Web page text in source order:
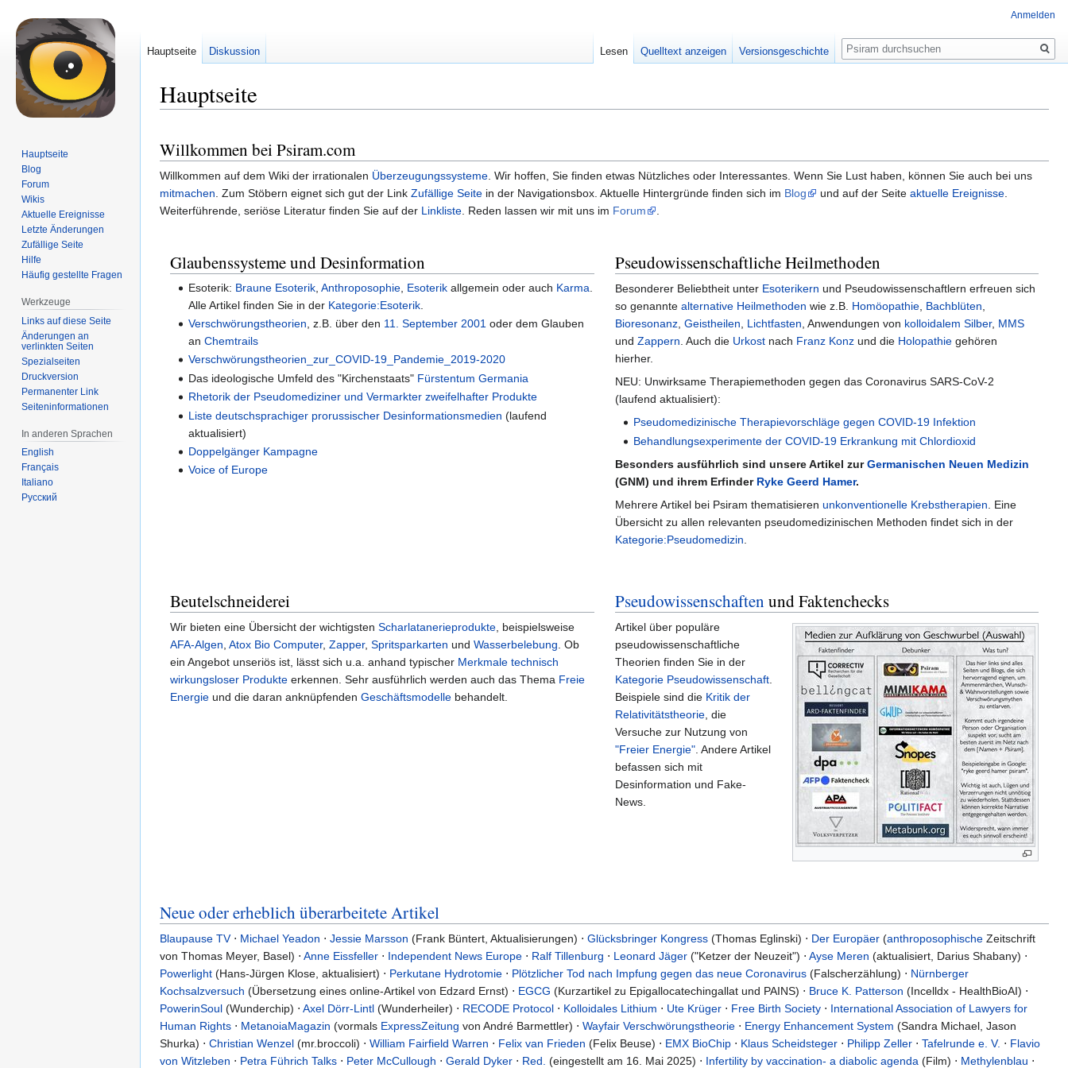
Hauptseite
Navigation
springen
Suche
springen
Willkommen bei Psiram.com
Willkommen auf dem Wiki der irrationalen Überzeugungssysteme. Wir hoffen, Sie finden etwas Nützliches oder Interessantes. Wenn Sie Lust haben, können Sie auch bei uns
mitmachen. Zum Stöbern eignet sich gut der Link Zufällige Seite in der Navigationsbox. Aktuelle Hintergründe finden sich im Blog und auf der Seite aktuelle Ereignisse.
Weiterführende, seriöse Literatur finden Sie auf der Linkliste. Reden lassen wir mit uns im Forum .
Glaubenssysteme und Desinformation
Esoterik: Braune Esoterik, Anthroposophie, Esoterikallgemein oder auch Karma
Alle Artikel finden Sie in der Kategorie:Esoterik.
Verschwörungstheorien , z.B. über den 11. September 2001 oder dem Glauben
an Chemtrails
Verschwörungstheorien_zur_COVID-19_Pandemie_2019-2020
Das ideologische Umfeld des "Kirchenstaats" Fürstentum Germania
Rhetorik der Pseudomediziner und Vermarkter zweifelhafter Produkte
Liste deutschsprachiger prorussischer Desinformationsmedien (laufend
aktualisiert)
Doppelgänger Kampagne
Voice of Europe
Pseudowissenschaftliche Heilmethoden
Besonderer Beliebtheit unter Esoterikern und Pseudowissenschaftlern erfreuen sich
so genanntealternative Heilmethoden wie z.B. Homöopathie, Bachblüten,
Bioresonanz,Geistheilen, Lichtfasten, Anwendungen von kolloidalem Silber, MMS
undZappern. Auch die Urkost nach Franz Konz und die Holopathie gehören
hierher.
NEU: Unwirksame Therapiemethoden gegen das Coronavirus SARS-CoV-2
(laufend aktualisiert):
Pseudomedizinische Therapievorschläge gegen COVID-19 Infektion
Behandlungsexperimente der COVID-19 Erkrankung mit Chlordioxid
Besonders ausführlich sind unsere Artikel zurGermanischen Neuen Medizin
(GNM) und ihrem Erfinder Ryke Geerd Hamer.
Mehrere Artikel bei Psiram thematisierenunkonventionelle Krebstherapien . Eine
Übersicht zu allen relevanten pseudomedizinischen Methoden findet sich in der
Kategorie:Pseudomedizin
Beutelschneiderei
Wir bieten eine Übersicht der wichtigstenScharlatanerieprodukte, beispielsweise
AFA-Algen,Atox Bio Computer,Zapper,Spritsparkarten undWasserbelebung. Ob
ein Angebot unseriös ist, lässt sich u.a. anhand typischer Merkmale technisch
wirkungsloser Produkte erkennen. Sehr ausführlich werden auch das Thema Freie
Energie und die daran anknüpfendenGeschäftsmodelle behandelt.
Pseudowissenschaften und Faktenchecks
Artikel über populäre
pseudowissenschaftliche
Theorien finden Sie in der
Kategorie Pseudowissenschaft.
Beispiele sind die Kritik der
Relativitätstheorie, die
Versuche zur Nutzung von
"Freier Energie". Andere Artikel
befassen sich mit
Desinformation und Fake-
News.
Neue oder erheblich überarbeitete Artikel
Blaupause TV⋅ Michael Yeadon ⋅ Jessie Marsson (Frank Büntert, Aktualisierungen) ⋅ Glücksbringer Kongress (Thomas Eglinski) ⋅ Der Europäer (anthroposophische Zeitschrift
von Thomas Meyer, Basel) ⋅ Anne Eissfeller ⋅ Independent News Europe ⋅ Ralf Tillenburg ⋅ Leonard Jäger ("Ketzer der Neuzeit") ⋅ Ayse Meren (aktualisiert, Darius Shabany) ⋅
Powerlight (Hans-Jürgen Klose, aktualisiert) ⋅ Perkutane Hydrotomie ⋅ Plötzlicher Tod nach Impfung gegen das neue Coronavirus (Falscherzählung) ⋅ Nürnberger
Kochsalzversuch (Übersetzung eines online-Artikel von Edzard Ernst) ⋅ EGCG (Kurzartikel zu Epigallocatechingallat und PAINS) ⋅ Bruce K. Patterson (Incelldx - HealthBioAI) ⋅
PowerinSoul (Wunderchip) ⋅ Axel Dörr-Lintl (Wunderheiler) ⋅ RECODE Protocol ⋅ Kolloidales Lithium ⋅ Ute Krüger ⋅ Free Birth Society ⋅ International Association of Lawyers for
Human Rights ⋅ MetanoiaMagazin (vormals ExpressZeitung von André Barmettler) ⋅ Wayfair Verschwörungstheorie ⋅ Energy Enhancement System (Sandra Michael, Jason
Shurka) ⋅ Christian Wenzel (mr.broccoli) ⋅ William Fairfield Warren ⋅ Felix van Frieden (Felix Beuse) ⋅ EMX BioChip ⋅ Klaus Scheidsteger ⋅ Philipp Zeller ⋅ Tafelrunde e. V. ⋅ Flavio
von Witzleben ⋅ Petra Führich Talks ⋅ Peter McCullough ⋅ Gerald Dyker ⋅ Red. (eingestellt am 16. Mai 2025) ⋅ Infertility by vaccination- a diabolic agenda (Film) ⋅ Methylenblau ⋅
Anmelden
Hauptseite Diskussion Lesen Quelltext anzeigen Versionsgeschichte
Suche
Hauptseite
Blog
Forum
Wikis
Aktuelle Ereignisse
Letzte Änderungen
Zufällige Seite
Hilfe
Häufig gestellte Fragen
Werkzeuge
Links auf diese Seite
Änderungen an
verlinkten Seiten
Spezialseiten
Druckversion
Permanenter Link
Seiten­informationen
In anderen Sprachen
English
Français
Italiano
Русский